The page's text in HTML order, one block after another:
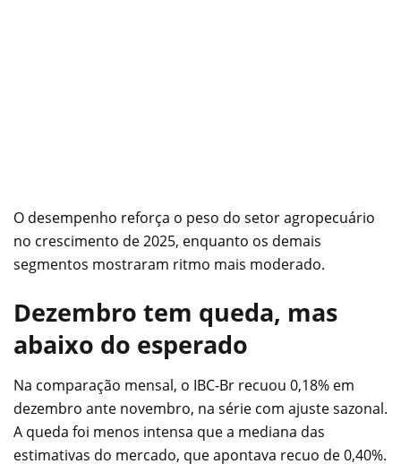
O desempenho reforça o peso do setor agropecuário
no crescimento de 2025, enquanto os demais
segmentos mostraram ritmo mais moderado.
Dezembro tem queda, mas
abaixo do esperado
Na comparação mensal, o IBC-Br recuou 0,18% em
dezembro ante novembro, na série com ajuste sazonal.
A queda foi menos intensa que a mediana das
estimativas do mercado, que apontava recuo de 0,40%.